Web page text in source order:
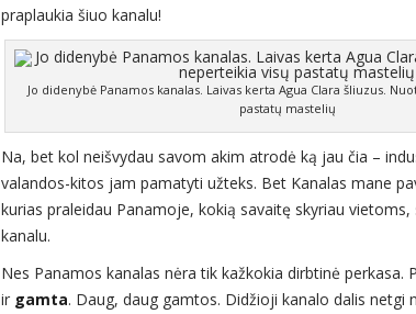
praplaukia šiuo kanalu!
Jo didenybė Panamos kanalas. Laivas kerta Agua Clara šliuzus.
pastatų mastelių
Na, bet kol neišvydau savom akim atrodė ką jau čia –
valandos-kitos jam pamatyti užteks. Bet Kanalas mane
kurias praleidau Panamoje, kokią savaitę skyriau vietoms,
kanalu.
Nes Panamos kanalas nėra tik kažkokia dirbtinė perkasa.
ir gamta. Daug, daug gamtos. Didžioji kanalo dalis netgi